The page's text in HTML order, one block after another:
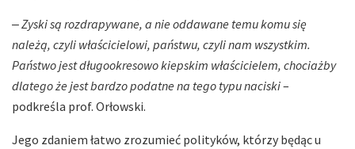
‒Zyski są rozdrapywane, a nie oddawane temu komu się
należą, czyli właścicielowi, państwu, czyli nam wszystkim.
Państwo jest długookresowo kiepskim właścicielem, chociażby
dlatego że jest bardzo podatne na tego typu naciski–
podkreśla prof. Orłowski.
Jego zdaniem łatwo zrozumieć polityków, którzy będąc u